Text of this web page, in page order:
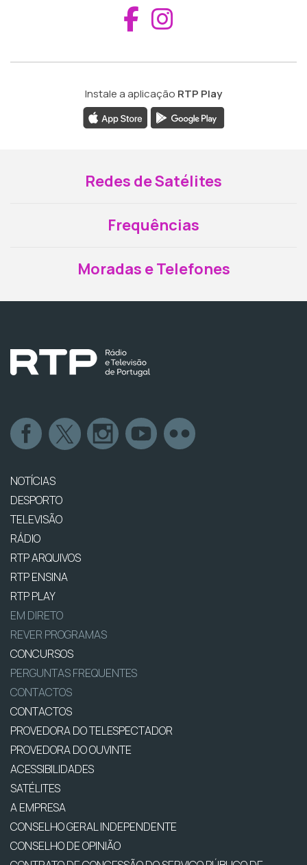
Aceder ao
Instale a aplicação RTP Play
Redes de Satélites
Frequências
Moradas e Telefones
NOTÍCIAS
DESPORTO
TELEVISÃO
RÁDIO
RTP ARQUIVOS
RTP ENSINA
RTP PLAY
EM DIRETO
REVER PROGRAMAS
CONCURSOS
PERGUNTAS FREQUENTES
CONTACTOS
CONTACTOS
PROVEDORA DO TELESPECTADOR
PROVEDORA DO OUVINTE
ACESSIBILIDADES
SATÉLITES
A EMPRESA
CONSELHO GERAL INDEPENDENTE
CONSELHO DE OPINIÃO